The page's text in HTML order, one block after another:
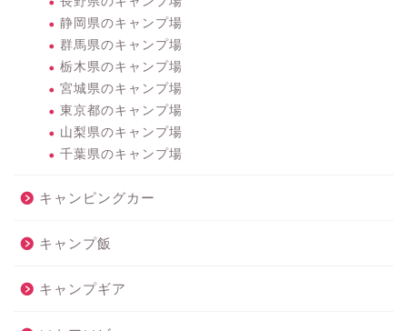
静岡県のキャンプ場
群馬県のキャンプ場
栃木県のキャンプ場
宮城県のキャンプ場
東京都のキャンプ場
山梨県のキャンプ場
千葉県のキャンプ場
キャンピングカー
キャンプ飯
キャンプギア